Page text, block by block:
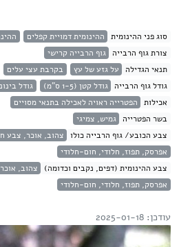
סוג פני ההינומית ההינומית דמויית קפלים
צורת גוף הרבייה גוף הרבייה קרישי
תנאי הגדילה על גזע של עץ
בקרבת עצי עלים
גודל גוף הרבייה גודל קטן (1-5 ס"מ)
גודל בינוני (5-15 ס"מ)
אכילות הפטרייה ראויה לאכילה בתנאי מסויים
בשר הפטרייה גמיש, צמיגי
צבע הכובע/ גוף הרבייה כולו צהוב, אוכר, צבע חול
אפרסק, תפוז, חלודי, חום-חלודי
צבע ההינומית (דפים, נקבים וכדומה) צהוב, אוכר,
אפרסק, תפוז, חלודי, חום-חלודי
עודכן: 2025-01-18